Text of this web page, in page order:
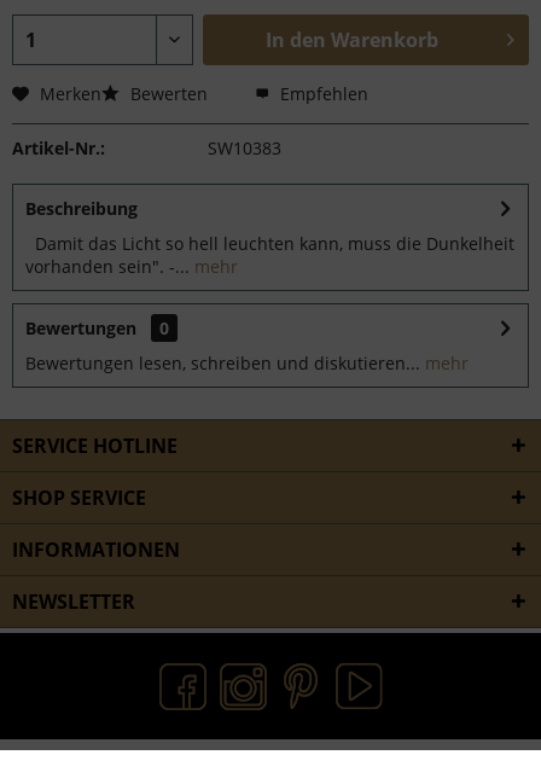
In den Warenkorb
Merken Bewerten Empfehlen
Artikel-Nr.: SW10383
Beschreibung
Damit das Licht so hell leuchten kann, muss die Dunkelheit
vorhanden sein". -... mehr
Bewertungen
0
Bewertungen lesen, schreiben und diskutieren... mehr
SERVICE HOTLINE
SHOP SERVICE
INFORMATIONEN
NEWSLETTER